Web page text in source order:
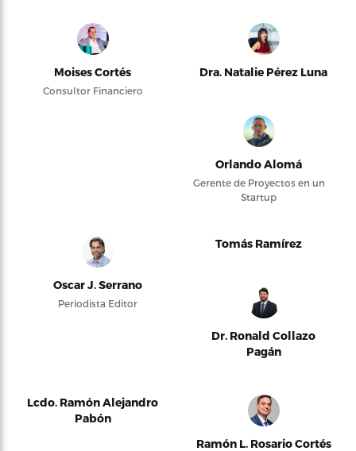
Moises Cortés
Consultor Financiero
Dra. Natalie Pérez Luna
Orlando Alomá
Gerente de Proyectos en un
Startup
Oscar J. Serrano
Periodista Editor
Tomás Ramírez
Dr. Ronald Collazo
Pagán
Lcdo. Ramón Alejandro
Pabón
Ramón L. Rosario Cortés